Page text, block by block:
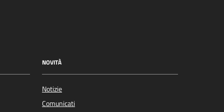
NOVITÀ
Notizie
Comunicati